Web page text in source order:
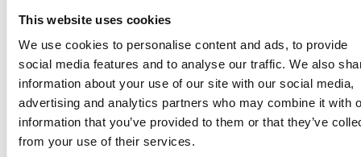
This website uses cookies
We use cookies to personalise content and ads, to provide
social media features and to analyse our traffic. We also
information about your use of our site with our social media,
advertising and analytics partners who may combine it with
information that you’ve provided to them or that they’ve
from your use of their services.
strukturerat kring organisering av roller och ansvar för att
att du får in de säljare du faktiskt behöver. En lyckad
handlar också om att ha rätt kompetens på plats.
Ledarens roll i säljstrategin
En framgångsrik säljstrategi handlar om komplexitet i affär,